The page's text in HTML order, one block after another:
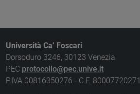
Università Ca’ Foscari
Dorsoduro 3246, 30123 Venezia
PEC protocollo@pec.unive.it
P.IVA 00816350276 - C.F. 80007720271